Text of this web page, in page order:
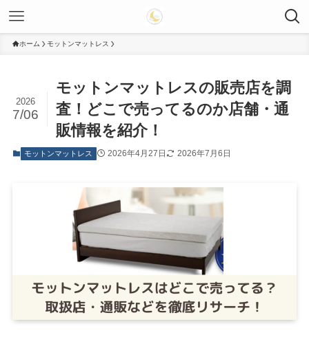
ホーム モットンマットレス
モットンマットレスの販売店を調
査！どこで売ってるのか店舗・通
販情報を紹介！
2026
7/06
モットンマットレス 2026年4月27日 2026年7月6日